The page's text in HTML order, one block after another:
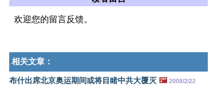
欢迎您的留言反馈。
相关文章：
布什出席北京奥运期间或将目睹中共大覆灭 🖼️ 2008/2/22